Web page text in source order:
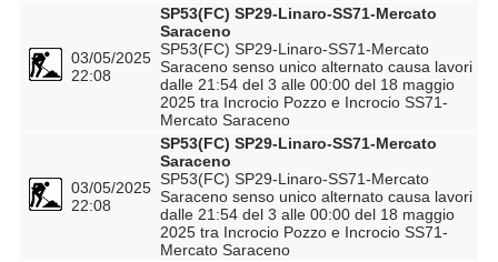
03/05/2025
22:08
SP53(FC) SP29-Linaro-SS71-Mercato
Saraceno
SP53(FC) SP29-Linaro-SS71-Mercato
Saraceno senso unico alternato causa lavori
dalle 21:54 del 3 alle 00:00 del 18 maggio
2025 tra Incrocio Pozzo e Incrocio SS71-
Mercato Saraceno
03/05/2025
22:08
SP53(FC) SP29-Linaro-SS71-Mercato
Saraceno
SP53(FC) SP29-Linaro-SS71-Mercato
Saraceno senso unico alternato causa lavori
dalle 21:54 del 3 alle 00:00 del 18 maggio
2025 tra Incrocio Pozzo e Incrocio SS71-
Mercato Saraceno